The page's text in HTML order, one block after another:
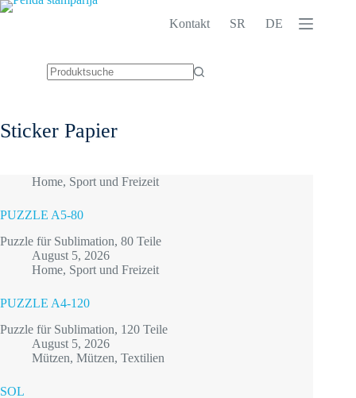
Zum
Kontakt SR DE
Sticker Papier
Home, Sport und Freizeit
PUZZLE A5-80
Puzzle für Sublimation, 80 Teile
August 5, 2026
Home, Sport und Freizeit
PUZZLE A4-120
Puzzle für Sublimation, 120 Teile
August 5, 2026
Mützen, Mützen, Textilien
SOL